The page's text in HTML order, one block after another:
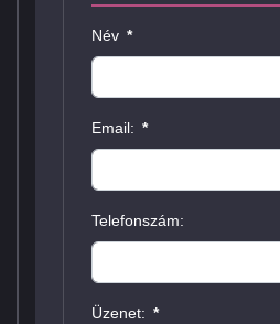
Név *
Email: *
Telefonszám:
Üzenet: *